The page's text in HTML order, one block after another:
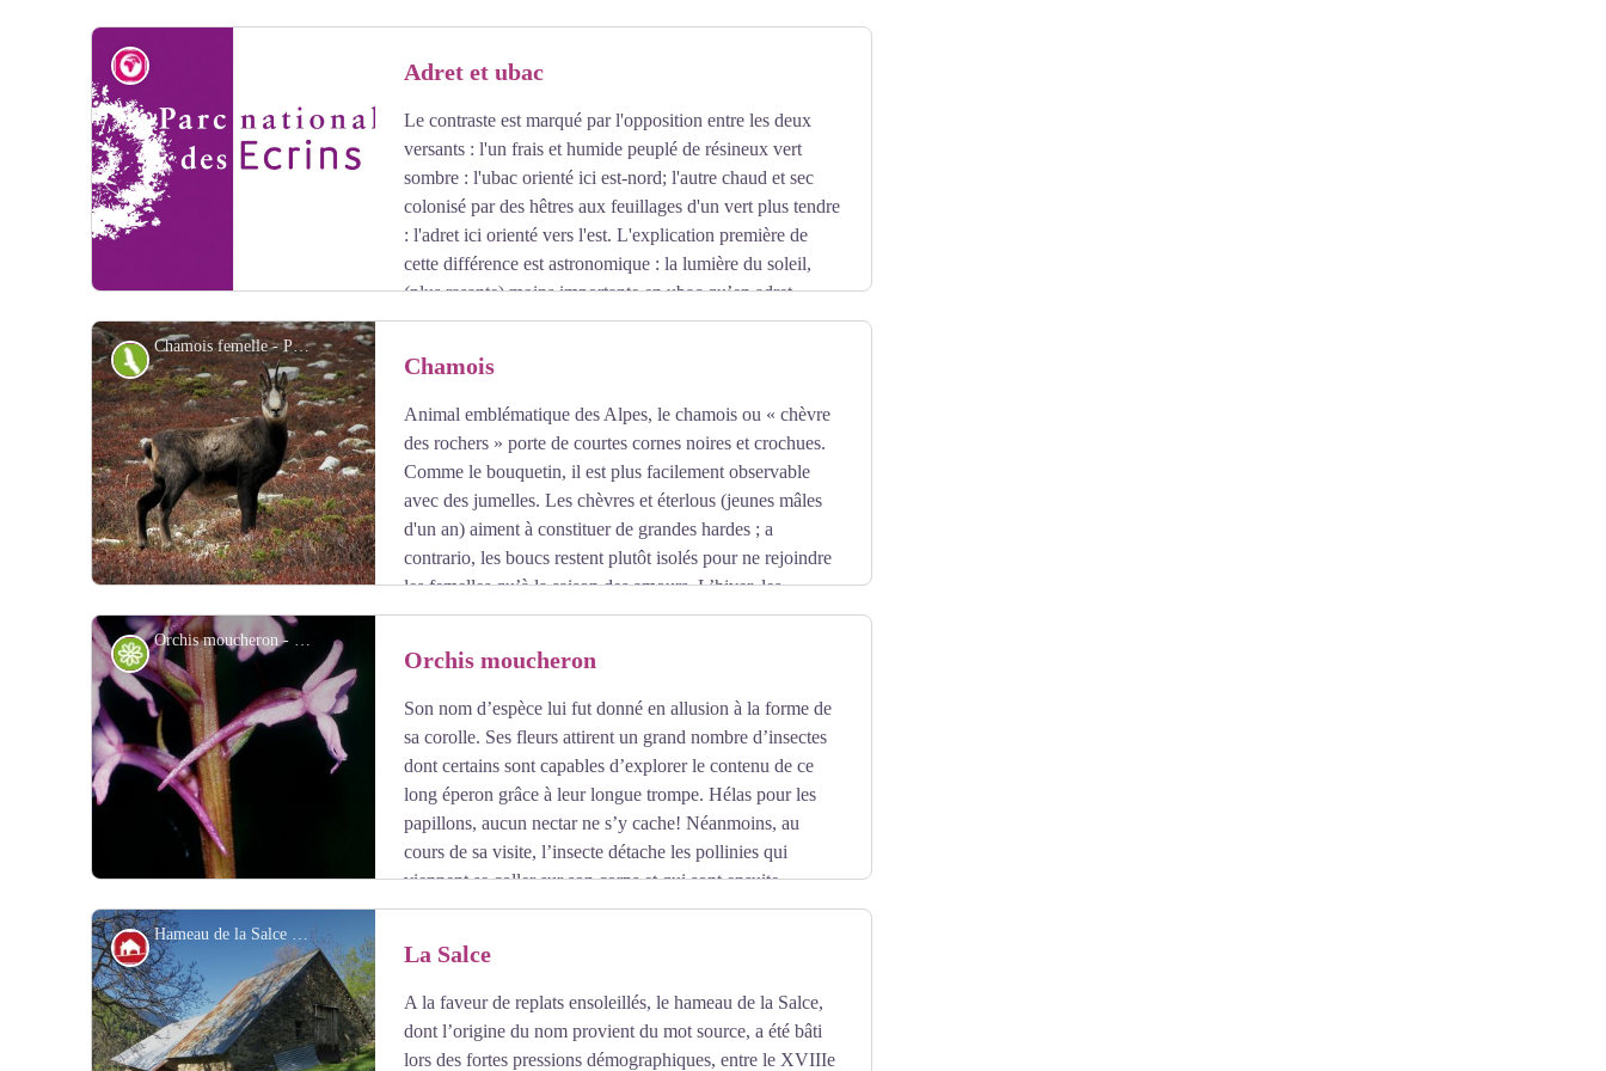
Voir l'image en plein écran
précocement dans une longue léthargie au milieu de l’automne pour ne se réveiller que
tardivement au printemps.
Voir l'image en plein écran
Géologie et géographie Adret et ubac
Le contraste est marqué par l'opposition entre les deux
versants : l'un frais et humide peuplé de résineux vert
sombre : l'ubac orienté ici est-nord; l'autre chaud et sec
colonisé par des hêtres aux feuillages d'un vert plus tendre
: l'adret ici orienté vers l'est. L'explication première de
cette différence est astronomique : la lumière du soleil,
(plus rasante) moins importante en ubac qu’en adret,
apporte moins d’énergie et de chaleur. Mais il est également vrai, qu’en règle générale, la
maturation des forêts a commencé il y a plus longtemps sur les ubacs, négligés par l’agriculture
vivrière que sur les adrets. En regardant vers l'amont, se dressent d'imposantes faces rocheuses
de près de 2 000 m de dénivelé : le massif de l'Armet.
Chamois femelle - PNE - Albert Christophe
Voir l'image en plein écran
Faune Chamois
Animal emblématique des Alpes, le chamois ou « chèvre
des rochers » porte de courtes cornes noires et crochues.
Comme le bouquetin, il est plus facilement observable
avec des jumelles. Les chèvres et éterlous (jeunes mâles
d'un an) aiment à constituer de grandes hardes ; a
contrario, les boucs restent plutôt isolés pour ne rejoindre
les femelles qu’à la saison des amours. L’hiver, les
chamois aspirent à beaucoup de tranquillité car ils vont survivre en économisant leurs réserves
de graisse.
Orchis moucheron - PNE
Voir l'image en plein écran
Flore Orchis moucheron
Son nom d’espèce lui fut donné en allusion à la forme de
sa corolle. Ses fleurs attirent un grand nombre d’insectes
dont certains sont capables d’explorer le contenu de ce
long éperon grâce à leur longue trompe. Hélas pour les
papillons, aucun nectar ne s’y cache! Néanmoins, au
cours de sa visite, l’insecte détache les pollinies qui
viennent se coller sur son corps et qui sont ensuite
transportées vers d’autres plantes. Sa pollinisation est ainsi assurée sans que le visiteur ailé n’ait
reçu la moindre récompense. L’orchis moucheron est une espèce un peu tricheuse.
Hameau de la Salce - PNE - Nicollet Bernard
Architecture La Salce
A la faveur de replats ensoleillés, le hameau de la Salce,
dont l’origine du nom provient du mot source, a été bâti
lors des fortes pressions démographiques, entre le XVIIIe